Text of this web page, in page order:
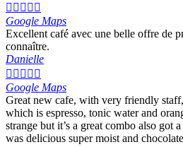
    
Google Maps
Excellent café avec une belle offre de
connaître.
Danielle
    
Google Maps
Great new cafe, with very friendly
which is espresso, tonic water and
strange but it’s a great combo also got
was delicious super moist and